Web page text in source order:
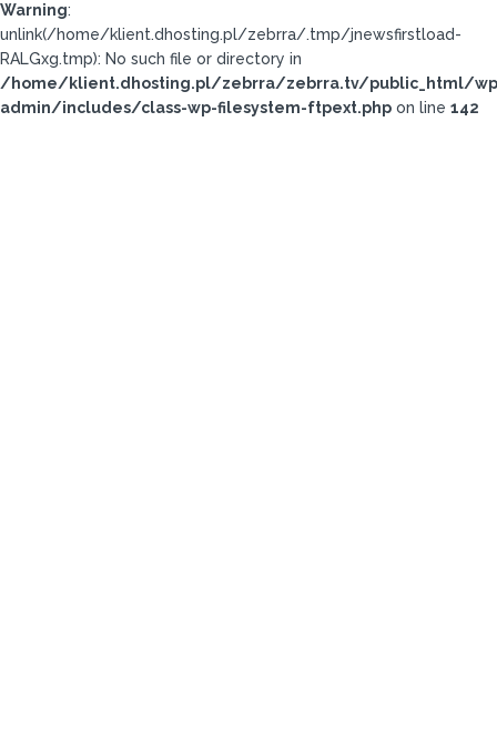
Warning:
unlink(/home/klient.dhosting.pl/zebrra/.tmp/jnewsfirstload-
RALGxg.tmp): No such file or directory in
/home/klient.dhosting.pl/zebrra/zebrra.tv/public_html/
admin/includes/class-wp-filesystem-ftpext.php on line 142